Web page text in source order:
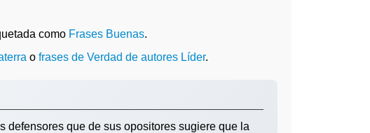
como Frases Buenas.
o frases de Verdad de autores Líder.
defensores que de sus opositores sugiere que la